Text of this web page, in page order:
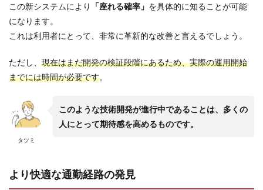
この新システムにより
「座れる確率」 を具体的に知ることが可能
になります。
これは利用者にとって、非常に革新的な改善と言えるでしょう。
ただし、 現在はまだ開発の検証段階にあるため、実際の運用開始
までには時間が必要です。
タツミ
このような技術開発が進行中であることは、多くの
人にとって期待感を高めるものです。
より快適な通勤経路の発見